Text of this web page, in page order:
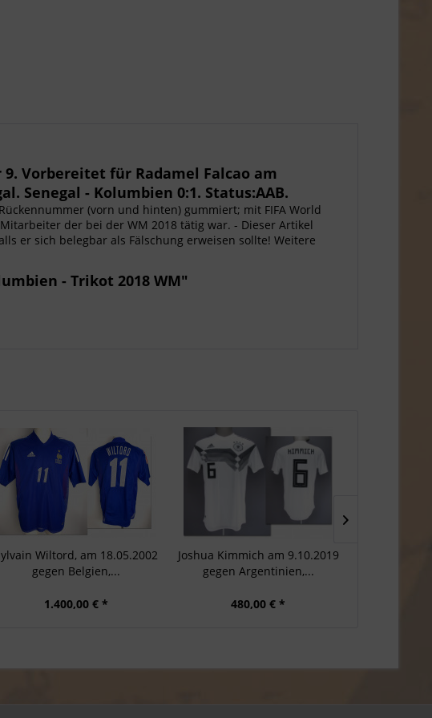
Vorbereitet für Radamel Falcao am
Senegal - Kolumbien 0:1. Status:AAB.
(vorn und hinten) gummiert; mit FIFA World
der bei der WM 2018 tätig war. - Dieser Artikel
er sich belegbar als Fälschung erweisen sollte! Weitere
- Trikot 2018 WM"
Wiltord, am 18.05.2002
gegen Belgien,...
1.400,00 € *
Joshua Kimmich am 9.10.2019
gegen Argentinien,...
480,00 € *